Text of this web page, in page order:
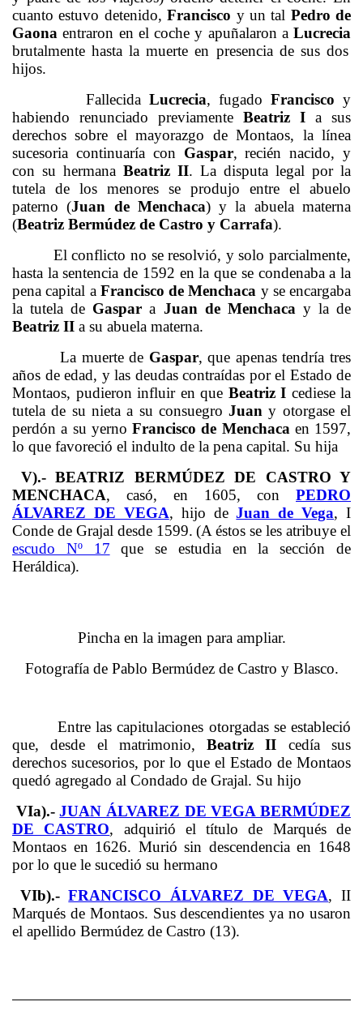
cuanto estuvo detenido,Francisco y un tal Pedro de
Gaona entraron en el coche y apuñalaron a Lucrecia
brutalmente hasta la muerte en presencia de sus dos
hijos.
Fallecida Lucrecia, fugado Francisco y
habiendo renunciado previamente Beatriz I a sus
derechos sobre el mayorazgo de Montaos, la línea
sucesoria continuaría con Gaspar, recién nacido, y
con su hermana Beatriz II. La disputa legal por la
tutela de los menores se produjo entre el abuelo
paterno (Juan de Menchaca) y la abuela materna
(Beatriz Bermúdez de Castro y Carrafa).
El conflicto no se resolvió, y solo parcialmente,
hasta la sentencia de 1592 en la que se condenaba a la
pena capital a Francisco de Menchaca y se encargaba
la tutela de Gaspar a Juan de Menchaca y la de
Beatriz II a su abuela materna.
La muerte de Gaspar, que apenas tendría tres
años de edad, y las deudas contraídas por el Estado de
Montaos, pudieron influir en que Beatriz I cediese la
tutela de su nieta a su consuegroJuan y otorgase el
perdón a su yerno Francisco de Menchaca en 1597,
lo que favoreció el indulto de la pena capital. Su hija
V).- BEATRIZ BERMÚDEZ DE CASTRO Y
MENCHACA, casó, en 1605, con PEDRO
ÁLVAREZ DE VEGA, hijo deJuan de Vega, I
Conde de Grajal desde 1599. (A éstos se les atribuye el
escudo Nº 17 que se estudia en la sección de
Heráldica).
Pincha en la imagen para ampliar.
Fotografía de Pablo Bermúdez de Castro y Blasco.
Entre las capitulaciones otorgadas se estableció
que, desde el matrimonio,Beatriz II cedía sus
derechos sucesorios, por lo que el Estado de Montaos
quedó agregado al Condado de Grajal. Su hijo
VIa).-JUAN ÁLVAREZ DE VEGA BERMÚDEZ
DE CASTRO, adquirió el título de Marqués de
Montaos en 1626. Murió sin descendencia en 1648
por lo que le sucedió su hermano
VIb).-FRANCISCO ÁLVAREZ DE VEGA, II
Marqués de Montaos. Sus descendientes ya no usaron
el apellido Bermúdez de Castro (13).